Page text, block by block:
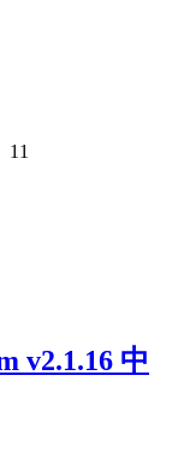
11
v2.1.16 中